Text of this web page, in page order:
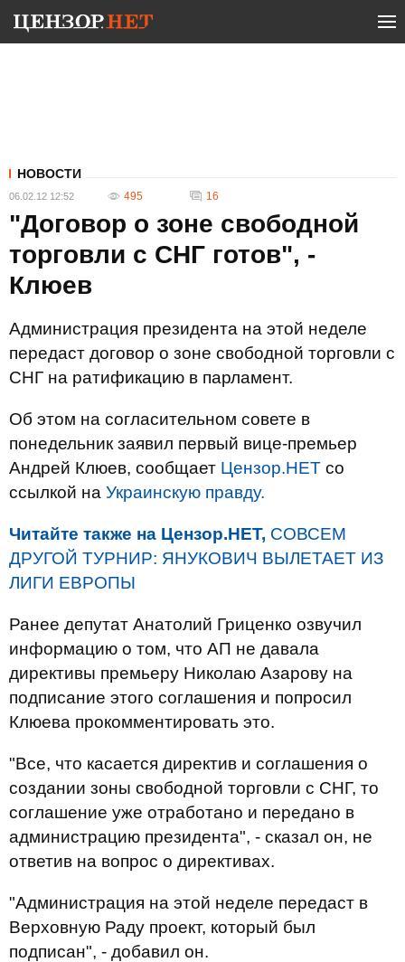
НОВОСТИ
06.02.12 12:52 495 16
"Договор о зоне свободной
торговли с СНГ готов", -
Клюев
Администрация президента на этой неделе
передаст договор о зоне свободной торговли с
СНГ на ратификацию в парламент.
Об этом на согласительном совете в
понедельник заявил первый вице-премьер
Андрей Клюев, сообщает Цензор.НЕТ со
ссылкой на Украинскую правду.
Читайте также на Цензор.НЕТ, СОВСЕМ
ДРУГОЙ ТУРНИР: ЯНУКОВИЧ ВЫЛЕТАЕТ ИЗ
ЛИГИ ЕВРОПЫ
Ранее депутат Анатолий Гриценко озвучил
информацию о том, что АП не давала
директивы премьеру Николаю Азарову на
подписание этого соглашения и попросил
Клюева прокомментировать это.
"Все, что касается директив и соглашения о
создании зоны свободной торговли с СНГ, то
соглашение уже отработано и передано в
администрацию президента", - сказал он, не
ответив на вопрос о директивах.
"Администрация на этой неделе передаст в
Верховную Раду проект, который был
подписан", - добавил он.